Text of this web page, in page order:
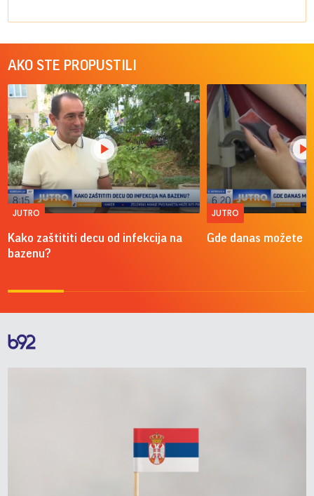
AKO STE PROPUSTILI
JUTRO
Kako zaštititi decu od infekcija na
bazenu?
JUTRO
Gde danas možete